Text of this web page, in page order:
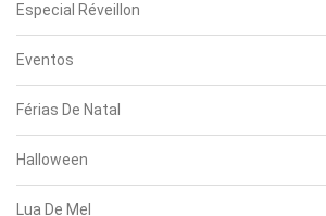
Especial Réveillon
Eventos
Férias De Natal
Halloween
Lua De Mel